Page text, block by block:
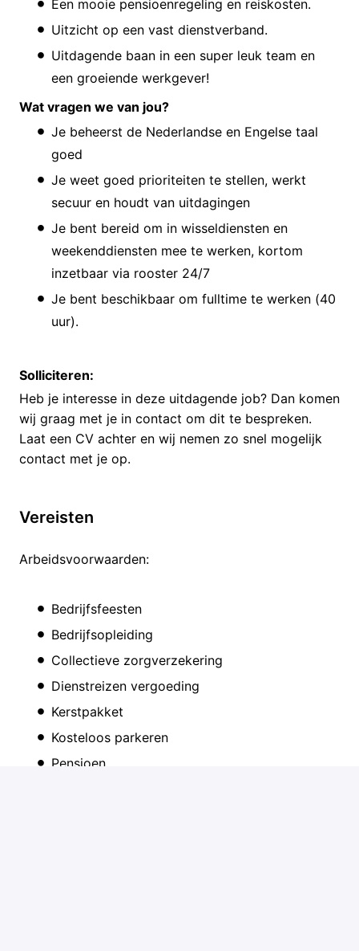
Een mooie pensioenregeling en reiskosten.
Uitzicht op een vast dienstverband.
Uitdagende baan in een super leuk team en
een groeiende werkgever!
Wat vragen we van jou?
Je beheerst de Nederlandse en Engelse taal
goed
Je weet goed prioriteiten te stellen, werkt
secuur en houdt van uitdagingen
Je bent bereid om in wisseldiensten en
weekenddiensten mee te werken, kortom
inzetbaar via rooster 24/7
Je bent beschikbaar om fulltime te werken (40
uur).
Solliciteren:
Heb je interesse in deze uitdagende job? Dan komen
wij graag met je in contact om dit te bespreken.
Laat een CV achter en wij nemen zo snel mogelijk
contact met je op.
Vereisten
Arbeidsvoorwaarden:
Bedrijfsfeesten
Bedrijfsopleiding
Collectieve zorgverzekering
Dienstreizen vergoeding
Kerstpakket
Kosteloos parkeren
Pensioen